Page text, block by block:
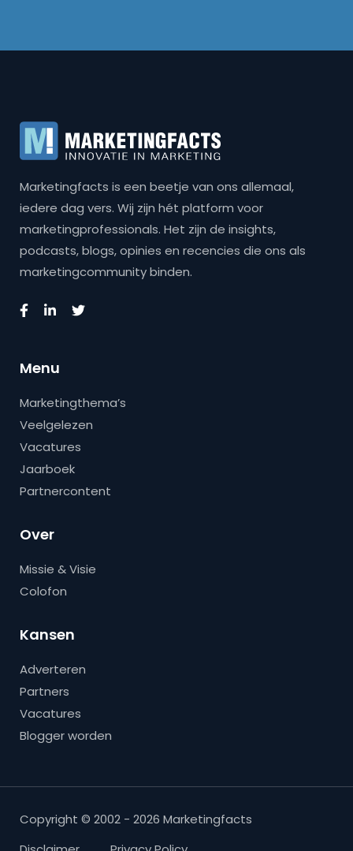
Marketingfacts is een beetje van ons allemaal,
iedere dag vers. Wij zijn hét platform voor
marketingprofessionals. Het zijn de insights,
podcasts, blogs, opinies en recencies die ons als
marketingcommunity binden.
Menu
Marketingthema’s
Veelgelezen
Vacatures
Jaarboek
Partnercontent
Over
Missie & Visie
Colofon
Kansen
Adverteren
Partners
Vacatures
Blogger worden
Copyright © 2002 - 2026 Marketingfacts